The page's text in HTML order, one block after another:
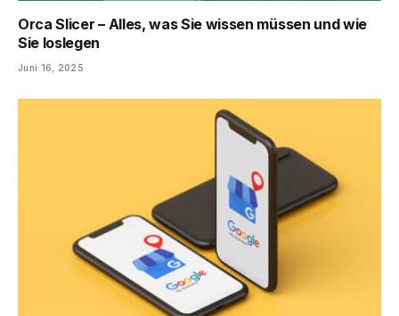
Orca Slicer – Alles, was Sie wissen müssen und wie
Sie loslegen
Juni 16, 2025